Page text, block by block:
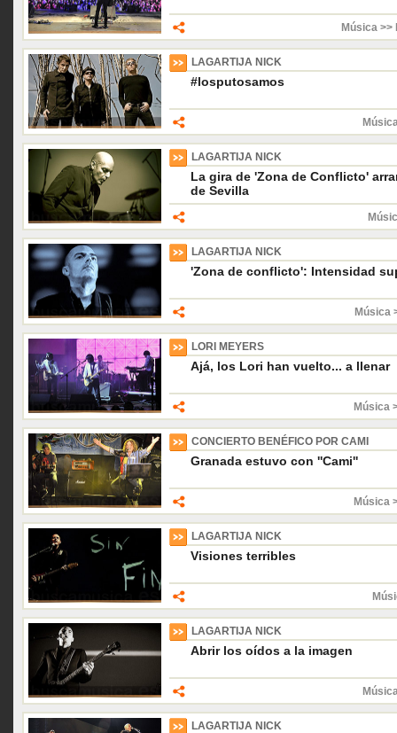
Música
LAGARTIJA NICK
#losputosamos
LAGARTIJA NICK
La gira de 'Zona de Conflicto'
de Sevilla
LAGARTIJA NICK
'Zona de conflicto': Intensidad
Música
LORI MEYERS
Ajá, los Lori han vuelto... a llenar
Música
CONCIERTO BENÉFICO POR CAMI
Granada estuvo con ''Cami''
Música
LAGARTIJA NICK
Visiones terribles
LAGARTIJA NICK
Abrir los oídos a la imagen
LAGARTIJA NICK